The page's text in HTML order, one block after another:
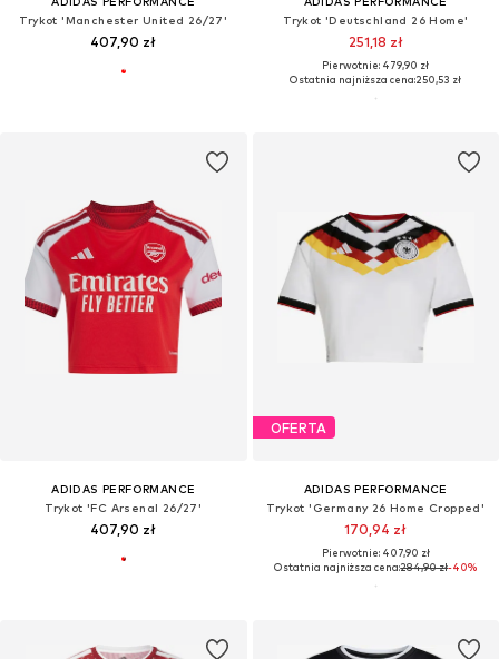
Trykot 'Manchester United 26/27'
407,90 zł
Trykot 'Deutschland 26 Home'
251,18 zł
Pierwotnie: 479,90 zł
Ostatnia najniższa cena:250,53 zł
ADIDAS PERFORMANCE
Trykot 'FC Arsenal 26/27'
407,90 zł
OFERTA
ADIDAS PERFORMANCE
Trykot 'Germany 26 Home Cropped'
170,94 zł
Pierwotnie: 407,90 zł
Ostatnia najniższa cena:284,90 zł-40%